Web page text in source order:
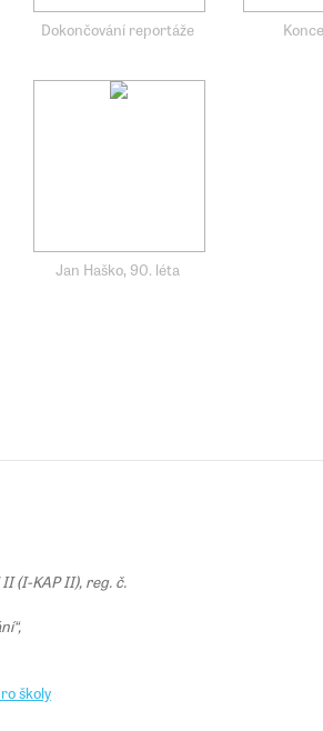
Dokončování reportáže
Jan Haško, 90. léta
(I-KAP II), reg. č.
školy